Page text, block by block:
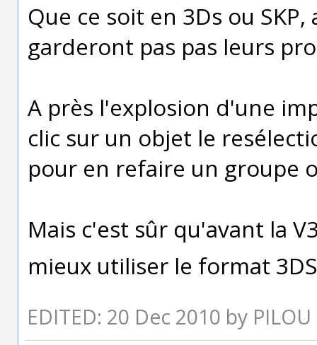
Que ce soit en 3Ds ou
garderont pas pas leurs
A près l'explosion d'une
clic sur un objet le
pour en refaire un groupe
Mais c'est sûr qu'avant la
mieux utiliser le format
EDITED: 20 Dec 2010 by PILOU